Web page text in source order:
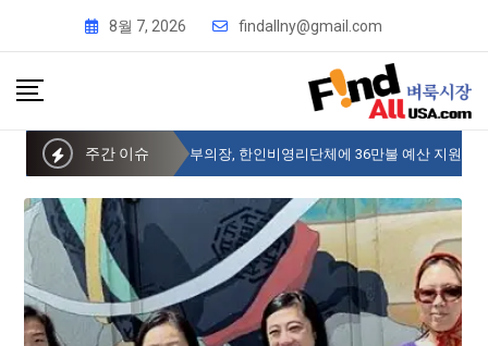
8월 7, 2026 findallny@gmail.com
주간 이슈
뉴욕시의회 샌드라 황 부의장, 한인비영리단체에 36만불 예산 지원